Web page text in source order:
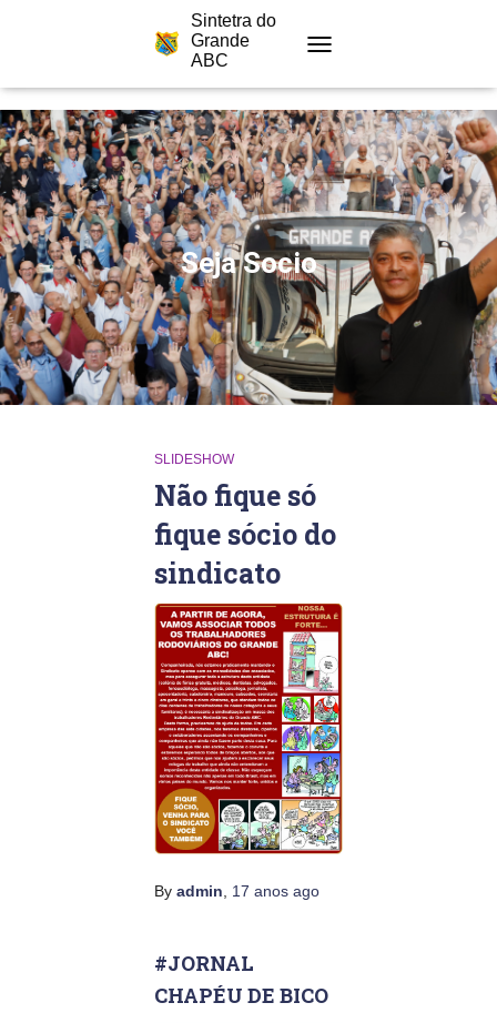
Sintetra do
Grande
ABC
Seja Socio
SLIDESHOW
Não fique só
fique sócio do
sindicato
By admin 17 anos ago
#JORNAL
CHAPÉU DE BICO